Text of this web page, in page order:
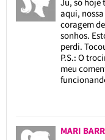
Ju, só hoje
aqui,
coragem
sonhos.
perdi.
P.S.: O
meu
MARI